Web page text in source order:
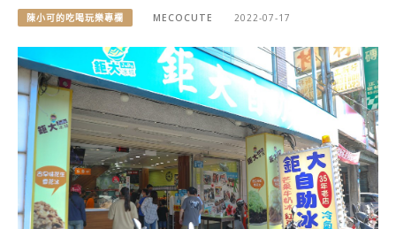
陳小可的吃喝玩樂專欄 MECOCUTE 2022-07-17